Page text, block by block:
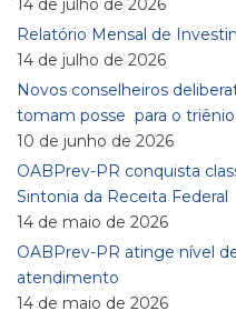
14 de julho de 2026
Relatório Mensal de
14 de julho de 2026
Novos conselheiros
tomam posse para o
10 de junho de 2026
OABPrev-PR conquista
Sintonia da Receita Federal
14 de maio de 2026
OABPrev-PR atinge nível
atendimento
14 de maio de 2026